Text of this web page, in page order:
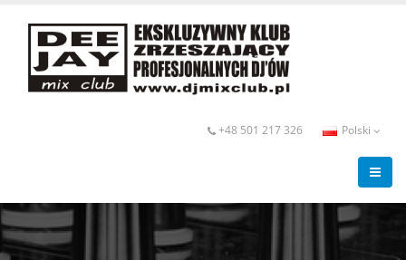
+48 501 217 326 Polski